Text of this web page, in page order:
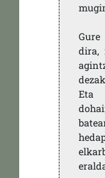
dira,
Eta